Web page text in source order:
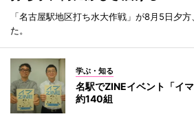
「名古屋駅地区打ち水大作戦」が8月5日夕
た。
学ぶ・知る
名駅でZINEイベント「イ
約140組